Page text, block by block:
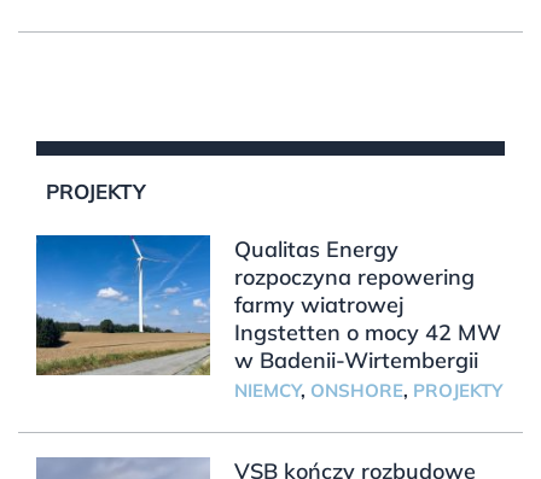
PROJEKTY
Qualitas Energy
rozpoczyna repowering
farmy wiatrowej
Ingstetten o mocy 42 MW
w Badenii-Wirtembergii
NIEMCY, ONSHORE, PROJEKTY
VSB kończy rozbudowę